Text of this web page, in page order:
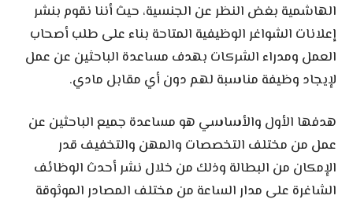
الهاشمية بغض النظر عن الجنسية، حيث أننا نقوم بنشر
إعلانات الشواغر الوظيفية المتاحة بناء على طلب أصحاب
العمل ومدراء الشركات بهدف مساعدة الباحثين عن عمل
لإيجاد وظيفة مناسبة لهم دون أي مقابل مادي.
هدفها الأول والأساسي هو مساعدة جميع الباحثين عن
عمل من مختلف التخصصات والمهن والتخفيف قدر
الإمكان من البطالة وذلك من خلال نشر أحدث الوظائف
الشاغرة على مدار الساعة من مختلف المصادر الموثوقة